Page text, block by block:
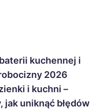
kuchennej i
2026
i kuchni –
jak uniknąć błędów